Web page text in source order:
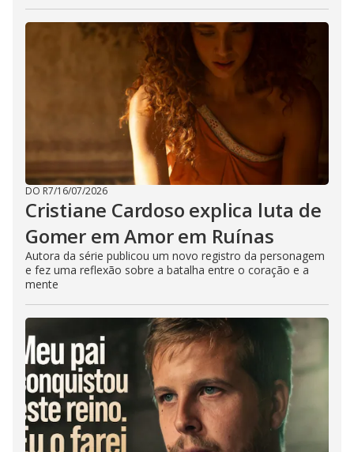
DO R7/16/07/2026
Cristiane Cardoso explica luta de
Gomer em Amor em Ruínas
Autora da série publicou um novo registro da personagem
e fez uma reflexão sobre a batalha entre o coração e a
mente